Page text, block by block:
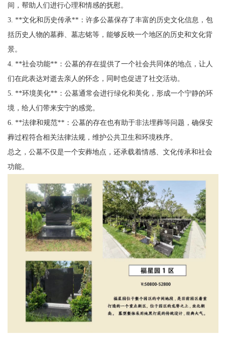
间，帮助人们进行心理和情感的抚慰。
3. **文化和历史传承**：许多公墓保存了丰富的历史文化信息，包
括历史人物的墓葬、墓志铭等，能够反映一个地区的历史和文化背
景。
4. **社会功能**：公墓的存在提供了一个社会共同体的地点，让人
们在此表达对逝去亲人的怀念，同时也促进了社交活动。
5. **环境美化**：公墓通常会进行绿化和美化，形成一个宁静的环
境，给人们带来安宁的感觉。
6. **法律和规范**：公墓的存在也有助于非法埋葬等问题，确保安
葬过程符合相关法律法规，维护公共卫生和环境秩序。
总之，公墓不仅是一个安葬地点，还承载着情感、文化传承和社会
功能。